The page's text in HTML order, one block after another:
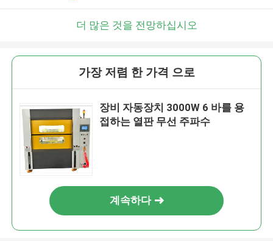
더 많은 것을 전망하십시오
가장 저렴 한 가격 으로
장비 자동장치 3000W 6 바를 용
접하는 열판 무선 주파수
계속하다